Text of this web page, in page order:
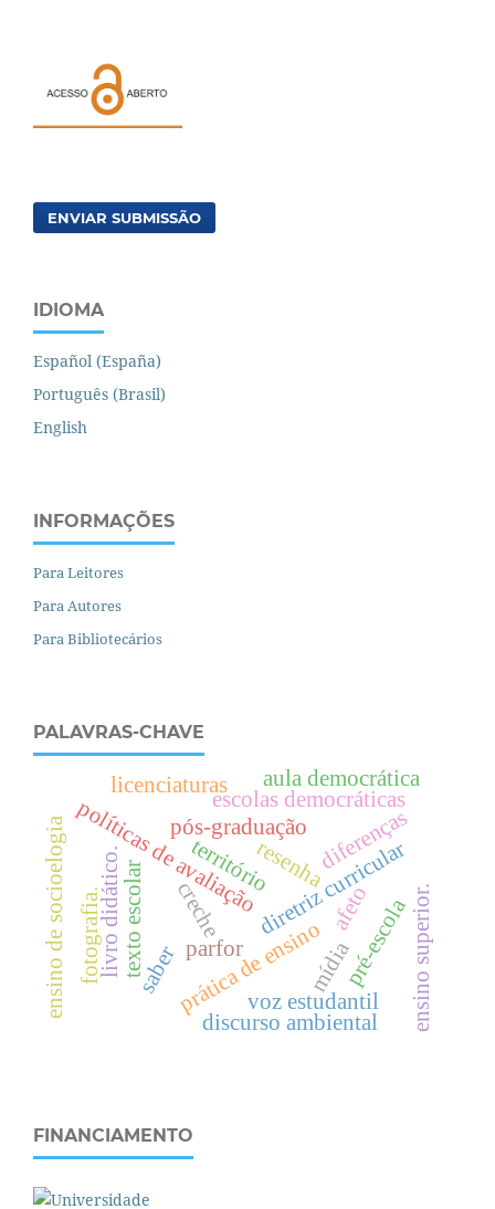
ENVIAR SUBMISSÃO
IDIOMA
Español (España)
Português (Brasil)
English
INFORMAÇÕES
Para Leitores
Para Autores
Para Bibliotecários
PALAVRAS-CHAVE
resenha
territóriodiretriz curricular
prática de ensino
texto escolar
políticas de avaliação
pós-graduação
saber
discurso ambiental
mídia
livro didático.
escolas democráticas
licenciaturas
parfor
voz estudantil
pré-escola
creche
e
n
s
i
n
o
s
u
p
e
r
i
o
r
.
fotografia.
aula democrática
diferenças
afeto
ensino de socioelogia
FINANCIAMENTO